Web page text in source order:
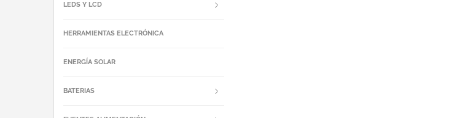
LEDS Y LCD
HERRAMIENTAS ELECTRÓNICA
ENERGÍA SOLAR
BATERIAS